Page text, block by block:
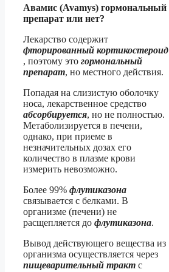
Авамис (Avamys) гормональный
препарат или нет?
Лекарство содержит
фторированный кортикостероид
, поэтому это гормональный
препарат, но местного действия.
Попадая на слизистую оболочку
носа, лекарственное средство
абсорбируется, но не полностью.
Метаболизируется в печени,
однако, при приеме в
незначительных дозах его
количество в плазме крови
измерить невозможно.
Более 99% флутиказона
связывается с белками. В
организме (печени) не
расщепляется до флутиказона.
Вывод действующего вещества из
организма осуществляется через
пищеварительный тракт с